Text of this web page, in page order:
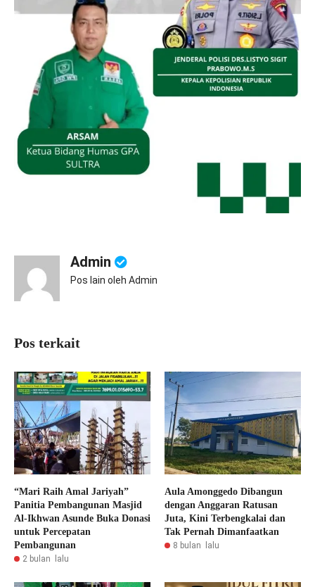
Admin
Pos lain oleh Admin
Pos terkait
“Mari Raih Amal Jariyah”
Panitia Pembangunan Masjid
Al-Ikhwan Asunde Buka Donasi
untuk Percepatan
Pembangunan
2 bulan lalu
Aula Amonggedo Dibangun
dengan Anggaran Ratusan
Juta, Kini Terbengkalai dan
Tak Pernah Dimanfaatkan
8 bulan lalu